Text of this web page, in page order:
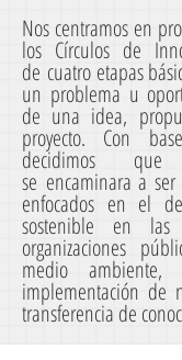
Nos centramos en
los Círculos de
de cuatro etapas
un problema u
de una idea,
proyecto. Con
decidimos
se encaminara a
enfocados en el
sostenible en las
organizaciones
medio
implementación de
transferencia de